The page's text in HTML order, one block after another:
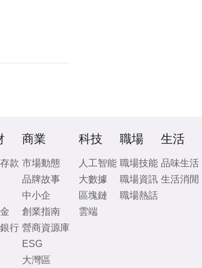
款
行
商業
市場動態
品牌故事
中小企
創業指南
營商資源庫
ESG
大灣區
科技
人工智能
大數據
區塊鏈
雲端
職場
職場技能
職場資訊
職場熱話
生活
品味生活
生活消閒